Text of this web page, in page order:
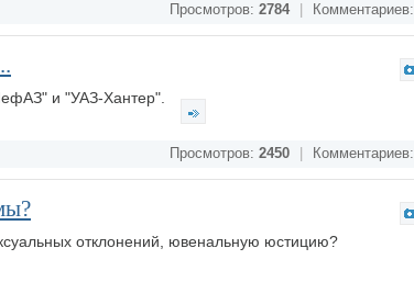
Просмотров: 2784 Комментариев:
и "УАЗ-Хантер".
Просмотров: 2450 Комментариев:
отклонений, ювенальную юстицию?